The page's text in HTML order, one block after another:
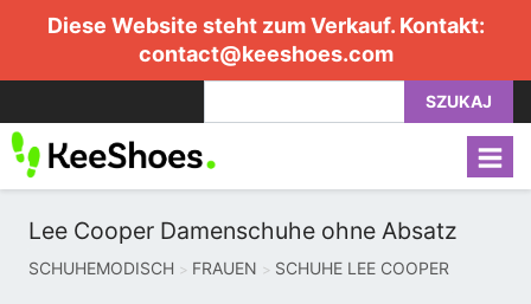
Diese Website steht zum Verkauf. Kontakt:
contact@keeshoes.com
SZUKAJ
Lee Cooper Damenschuhe ohne Absatz
SCHUHEMODISCH FRAUEN SCHUHE LEE COOPER